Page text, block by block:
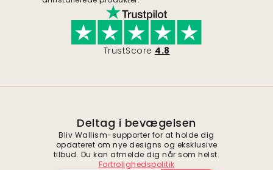
TrustScore 4.8
Deltag i bevægelsen
Bliv Wallism-supporter for at holde dig
opdateret om nye designs og eksklusive
tilbud. Du kan afmelde dig når som helst.
Fortrolighedspolitik